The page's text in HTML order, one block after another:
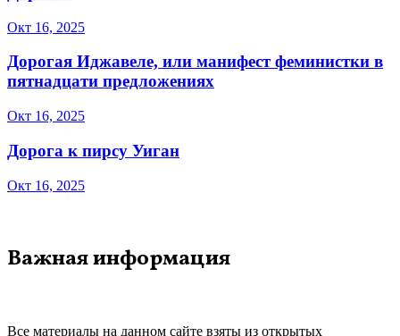
Окт 16, 2025
Дорогая Иджавеле, или манифест феминистки в
пятнадцати предложениях
Окт 16, 2025
Дорога к пирсу Уиган
Окт 16, 2025
Важная информация
Все материалы на данном сайте взяты из открытых